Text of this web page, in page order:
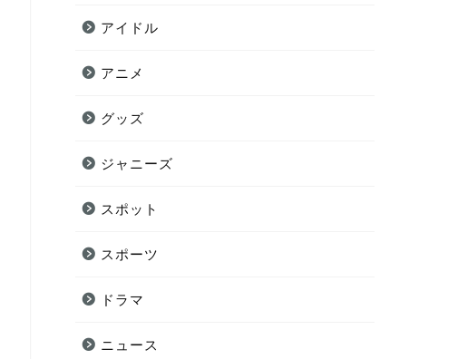
アイドル
アニメ
グッズ
ジャニーズ
スポット
スポーツ
ドラマ
ニュース